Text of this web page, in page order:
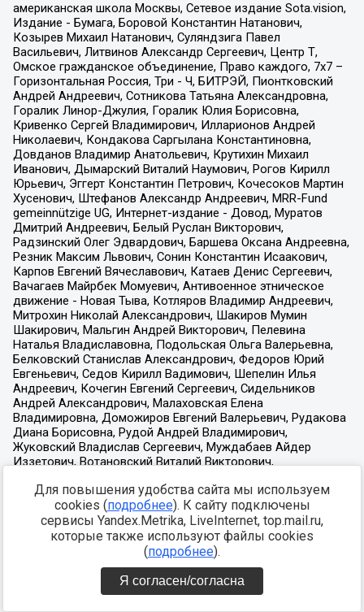
Для повышения удобства сайта мы используем
cookies (подробнее). К сайту подключены
сервисы Yandex.Metrika, LiveInternet, top.mail.ru,
которые также используют файлы cookies
(подробнее).
Я согласен/согласна